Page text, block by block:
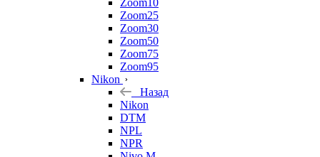
Zoom10
Zoom25
Zoom30
Zoom50
Zoom75
Zoom95
Nikon
Назад
Nikon
DTM
NPL
NPR